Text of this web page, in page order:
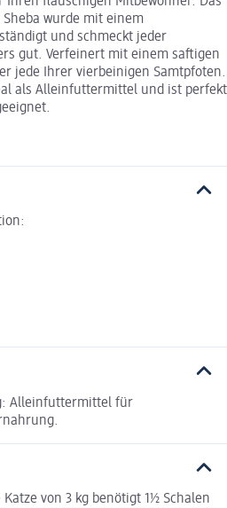
wurde mit einem
und schmeckt jeder
gut. Verfeinert mit einem saftigen
jede Ihrer vierbeinigen Samtpfoten.
als Alleinfuttermittel und ist perfekt
Alleinfuttermittel für
von 3 kg benötigt 1½ Schalen